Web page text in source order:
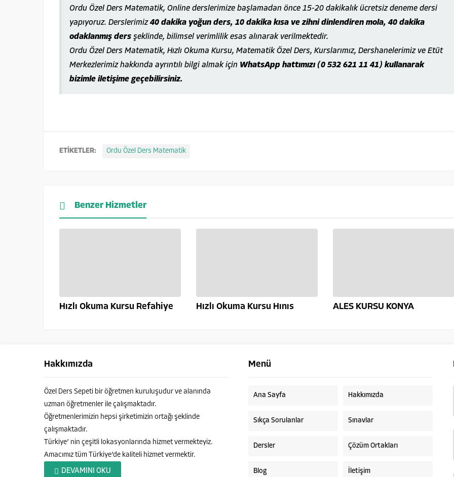
Ordu Özel Ders Matematik, Online derslerimize başlamadan önce 15-20 dakikalık ücretsiz deneme dersi
yapıyoruz. Derslerimiz40 dakika yoğun ders, 10 dakika kısa ve zihni dinlendiren mola, 40 dakika
odaklanmış ders şeklinde, bilimsel verimlilik esas alınarak verilmektedir.
Ordu Özel Ders Matematik, Hızlı Okuma Kursu, Matematik Özel Ders, Kurslarımız, Dershanelerimiz ve Etüt
Merkezlerimiz hakkında ayrıntılı bilgi almak için WhatsApp hattımızı (0 532 621 11 41) kullanarak
bizimle iletişime geçebilirsiniz.
ETİKETLER: Ordu Özel Ders Matematik
Benzer Hizmetler
Hızlı Okuma Kursu Refahiye Hızlı Okuma Kursu Hınıs ALES KURSU KONYA
Hakkımızda
Özel Ders Sepeti bir öğretmen kuruluşudur ve alanında
uzman öğretmenler ile çalışmaktadır.
Öğretmenlerimizin hepsi şirketimizin ortağı şeklinde
çalışmaktadır.
Türkiye’ nin çeşitli lokasyonlarında hizmet vermekteyiz.
Amacımız tüm Türkiye’de kaliteli hizmet vermektir.
DEVAMINI OKU
Menü
Ana Sayfa Hakkımızda
Sıkça Sorulanlar Sınavlar
Dersler Çözüm Ortakları
Blog İletişim
Özel Ders Sepeti